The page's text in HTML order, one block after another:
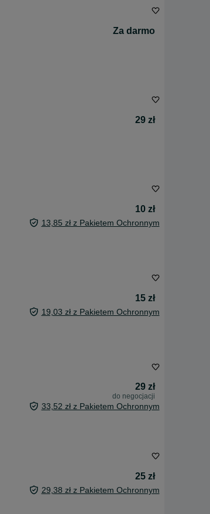
Za darmo
29 zł
10 zł
13,85 zł z Pakietem Ochronnym
15 zł
19,03 zł z Pakietem Ochronnym
29 zł
do negocjacji
33,52 zł z Pakietem Ochronnym
25 zł
29,38 zł z Pakietem Ochronnym